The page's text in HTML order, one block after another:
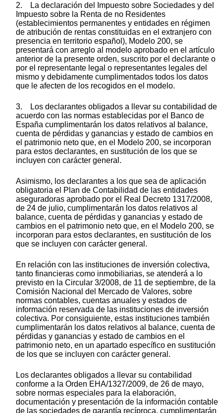
2. La declaración del Impuesto sobre Sociedades y del
Impuesto sobre la Renta de no Residentes
(establecimientos permanentes y entidades en régimen
de atribución de rentas constituidas en el extranjero con
presencia en territorio español), Modelo 200, se
presentará con arreglo al modelo aprobado en el artículo
anterior de la presente orden, suscrito por el declarante o
por el representante legal o representantes legales del
mismo y debidamente cumplimentados todos los datos
que le afecten de los recogidos en el modelo.
3. Los declarantes obligados a llevar su contabilidad de
acuerdo con las normas establecidas por el Banco de
España cumplimentarán los datos relativos al balance,
cuenta de pérdidas y ganancias y estado de cambios en
el patrimonio neto que, en el Modelo 200, se incorporan
para estos declarantes, en sustitución de los que se
incluyen con carácter general.
Asimismo, los declarantes a los que sea de aplicación
obligatoria el Plan de Contabilidad de las entidades
aseguradoras aprobado por el Real Decreto 1317/2008,
de 24 de julio, cumplimentarán los datos relativos al
balance, cuenta de pérdidas y ganancias y estado de
cambios en el patrimonio neto que, en el Modelo 200, se
incorporan para estos declarantes, en sustitución de los
que se incluyen con carácter general.
En relación con las instituciones de inversión colectiva,
tanto financieras como inmobiliarias, se atenderá a lo
previsto en la Circular 3/2008, de 11 de septiembre, de la
Comisión Nacional del Mercado de Valores, sobre
normas contables, cuentas anuales y estados de
información reservada de las instituciones de inversión
colectiva. Por consiguiente, estas instituciones también
cumplimentarán los datos relativos al balance, cuenta de
pérdidas y ganancias y estado de cambios en el
patrimonio neto, en un apartado específico en sustitución
de los que se incluyen con carácter general.
Los declarantes obligados a llevar su contabilidad
conforme a la Orden EHA/1327/2009, de 26 de mayo,
sobre normas especiales para la elaboración,
documentación y presentación de la información contable
de las sociedades de garantía recíproca, cumplimentarán